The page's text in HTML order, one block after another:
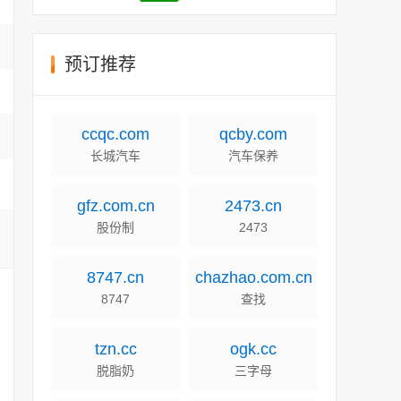
预订推荐
ccqc.com
长城汽车
qcby.com
汽车保养
gfz.com.cn
股份制
2473.cn
2473
8747.cn
8747
chazhao.com.cn
查找
tzn.cc
脱脂奶
ogk.cc
三字母